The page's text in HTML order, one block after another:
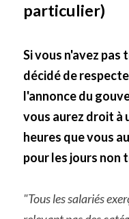
particulier)
Si vous n'avez pas
décidé de
l'annonce du
vous aurez droit à
heures que vous
pour les jours non
"Tous les salariés